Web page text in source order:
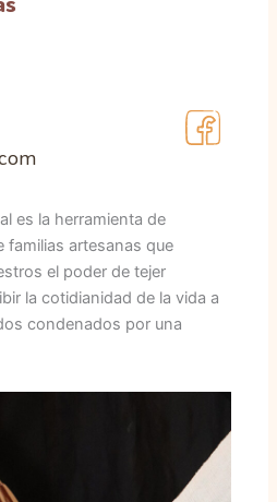
es la herramienta de
artesanas que
el poder de tejer
la cotidianidad de la vida a
condenados por una